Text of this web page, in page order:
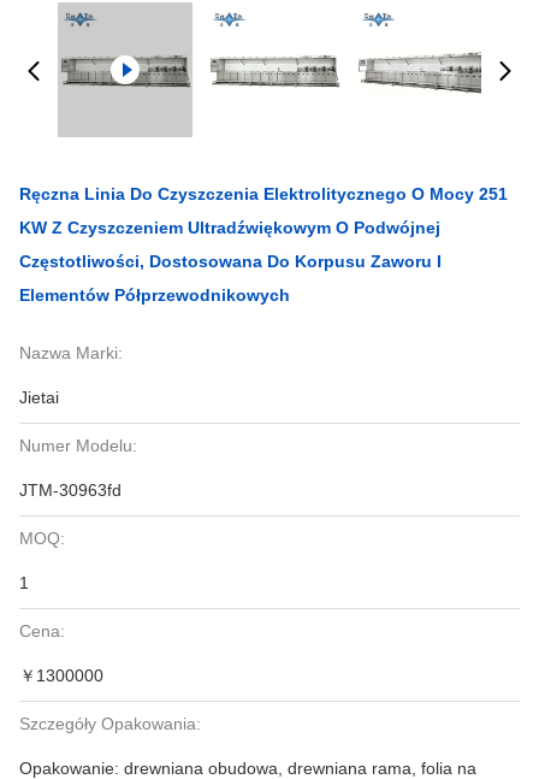
Ręczna Linia Do Czyszczenia Elektrolitycznego O Mocy 251
KW Z Czyszczeniem Ultradźwiękowym O Podwójnej
Częstotliwości, Dostosowana Do Korpusu Zaworu I
Elementów Półprzewodnikowych
Nazwa Marki:
Jietai
Numer Modelu:
JTM-30963fd
MOQ:
1
Cena:
￥1300000
Szczegóły Opakowania:
Opakowanie: drewniana obudowa, drewniana rama, folia na